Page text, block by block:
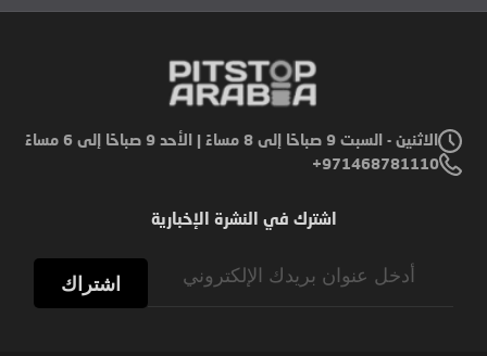
الاثنين - السبت 9 صباحًا إلى 8 مساءً | الأحد 9 صباحًا إلى 6 مساءً
971468781110+
اشترك في النشرة الإخبارية
اشتراك